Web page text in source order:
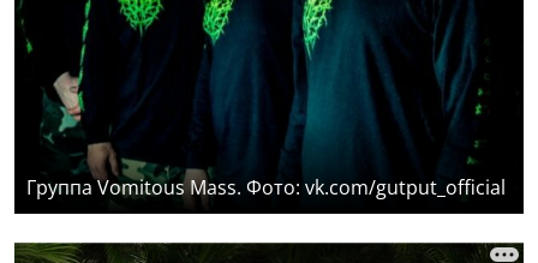
Группа Vomitous Mass. Фото: vk.com/gutput_official